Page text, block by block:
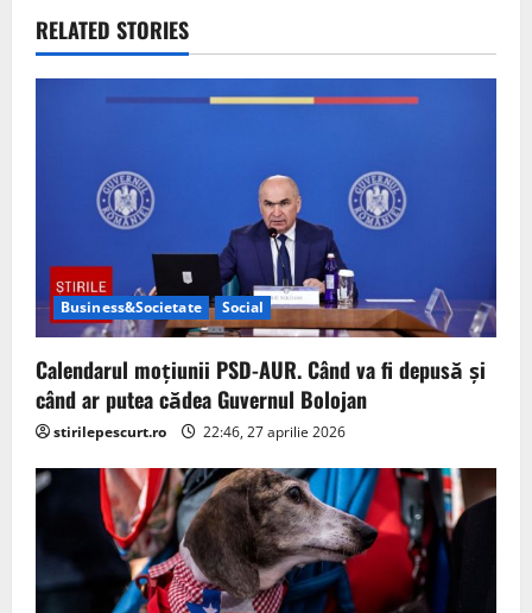
v
i
i
o
n
RELATED STORIES
Business&Societate Social
Calendarul moțiunii PSD-AUR. Când va fi depusă și
când ar putea cădea Guvernul Bolojan
stirilepescurt.ro 22:46, 27 aprilie 2026